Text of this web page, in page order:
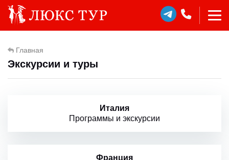
Главная
Экскурсии и туры
Италия
Программы и экскурсии
Франция